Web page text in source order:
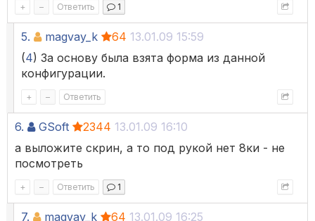
+ – Ответить 1
5. magvay_k 64 13.01.09 15:59
(4) За основу была взята форма из данной
конфигурации.
+ – Ответить
6. GSoft 2344 13.01.09 16:10
а выложите скрин, а то под рукой нет 8ки - не
посмотреть
+ – Ответить 1
7. magvay_k 64 13.01.09 16:25